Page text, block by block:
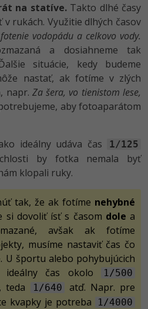
na statíve.Takto dlhé časy
rukách. Využitie dlhých časov
fotenie vodopádu a celkovo vody.
a dosiahneme tak
situácie, kedy budeme
nastať, ak fotíme v zlých
napr. Za šera, vo tienistom lese,
aby fotoaparátom
ideálny udáva čas
1/125
by fotka nemala byť
klopali ruky.
tak, že ak fotíme nehybné
si dovoliť ísť s časom dole a
avšak ak fotíme
musíme nastaviť čas čo
U športu alebo pohybujúcich
ideálny čas okolo
1/500
teda 1/640
atď. Napr. pre
kvapky je potreba
1/4000